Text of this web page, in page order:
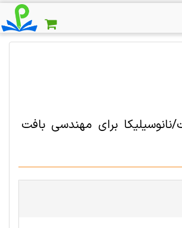
برای مهندسی بافت